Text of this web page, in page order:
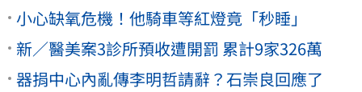
小心缺氧危機！他騎車等紅燈竟「秒睡」
新／醫美案3診所預收遭開罰 累計9家326萬
器捐中心內亂傳李明哲請辭？石崇良回應了